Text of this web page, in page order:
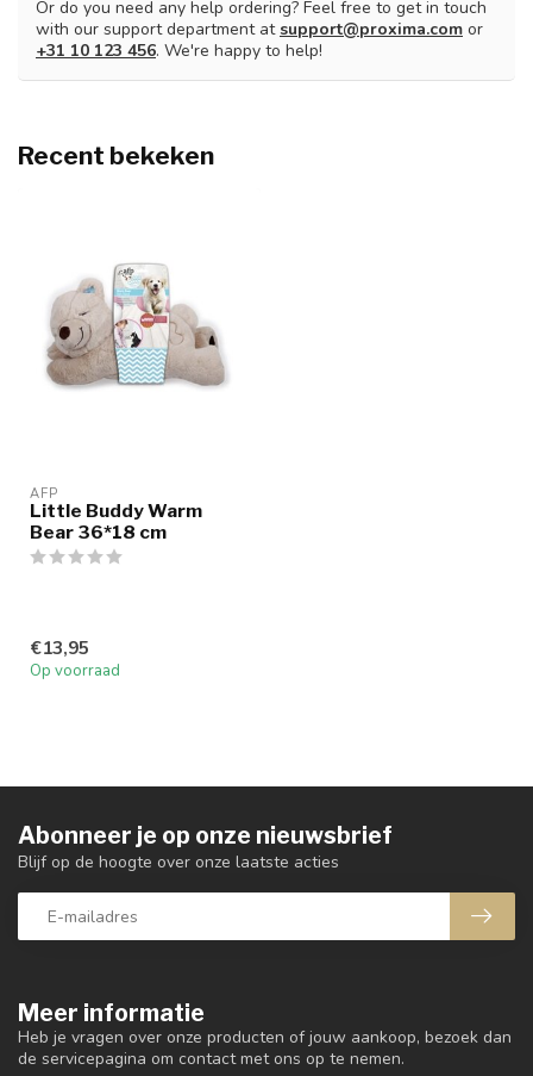
Or do you need any help ordering? Feel free to get in touch
with our support department atsupport@proxima.com or
+31 10 123 456. We're happy to help!
Recent bekeken
AFP
Little Buddy Warm
Bear 36*18 cm
€13,95
Op voorraad
Meer informatie
Heb je vragen over onze producten of jouw aankoop, bezoek dan
de servicepagina om contact met ons op te nemen.
Abonneer je op onze nieuwsbrief
Blijf op de hoogte over onze laatste acties